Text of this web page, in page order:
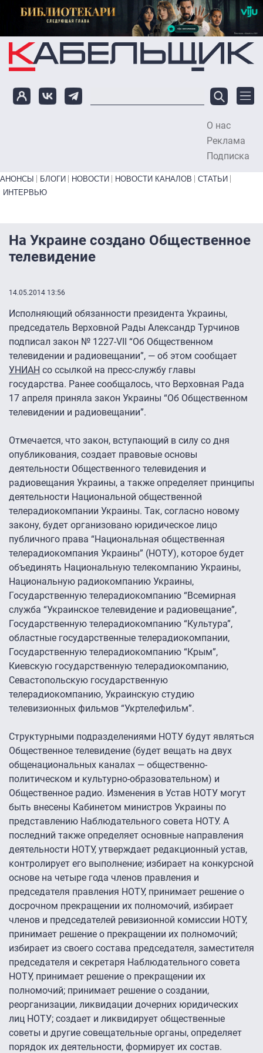
Перейти к основному содержанию
О нас
Реклама
Подписка
Primary links bottom
АНОНСЫ БЛОГИ НОВОСТИ НОВОСТИ КАНАЛОВ
СТАТЬИ
ИНТЕРВЬЮ
На Украине создано Общественное
телевидение
14.05.2014 13:56
Исполняющий обязанности президента Украины,
председатель Верховной Рады Александр Турчинов
подписал закон № 1227-VII “Об Общественном
телевидении и радиовещании”, — об этом сообщает
УНИАН со ссылкой на пресс-службу главы
государства. Ранее сообщалось, что Верховная Рада
17 апреля приняла закон Украины “Об Общественном
телевидении и радиовещании”.
Отмечается, что закон, вступающий в силу со дня
опубликования, создает правовые основы
деятельности Общественного телевидения и
радиовещания Украины, а также определяет принципы
деятельности Национальной общественной
телерадиокомпании Украины. Так, согласно новому
закону, будет организовано юридическое лицо
публичного права “Национальная общественная
телерадиокомпания Украины” (НОТУ), которое будет
объединять Национальную телекомпанию Украины,
Национальную радиокомпанию Украины,
Государственную телерадиокомпанию “Всемирная
служба “Украинское телевидение и радиовещание”,
Государственную телерадиокомпанию “Культура”,
областные государственные телерадиокомпании,
Государственную телерадиокомпанию “Крым”,
Киевскую государственную телерадиокомпанию,
Севастопольскую государственную
телерадиокомпанию, Украинскую студию
телевизионных фильмов “Укртелефильм”.
Структурными подразделениями НОТУ будут являться
Общественное телевидение (будет вещать на двух
общенациональных каналах — общественно-
политическом и культурно-образовательном) и
Общественное радио. Изменения в Устав НОТУ могут
быть внесены Кабинетом министров Украины по
представлению Наблюдательного совета НОТУ. А
последний также определяет основные направления
деятельности НОТУ, утверждает редакционный устав,
контролирует его выполнение; избирает на конкурсной
основе на четыре года членов правления и
председателя правления НОТУ, принимает решение о
досрочном прекращении их полномочий, избирает
членов и председателей ревизионной комиссии НОТУ,
принимает решение о прекращении их полномочий;
избирает из своего состава председателя, заместителя
председателя и секретаря Наблюдательного совета
НОТУ, принимает решение о прекращении их
полномочий; принимает решение о создании,
реорганизации, ликвидации дочерних юридических
лиц НОТУ; создает и ликвидирует общественные
советы и другие совещательные органы, определяет
порядок их деятельности, формирует их состав.